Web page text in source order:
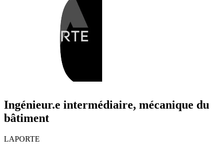
Ingénieur.e intermédiaire, mécanique du
bâtiment
LAPORTE